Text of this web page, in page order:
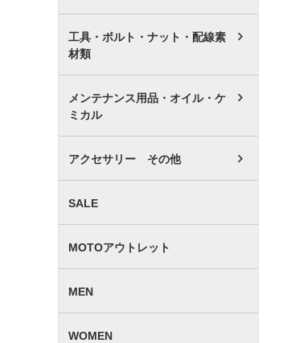
工具・ボルト・ナット・配線素
材類
メンテナンス用品・オイル・ケ
ミカル
アクセサリー その他
SALE
MOTOアウトレット
MEN
WOMEN